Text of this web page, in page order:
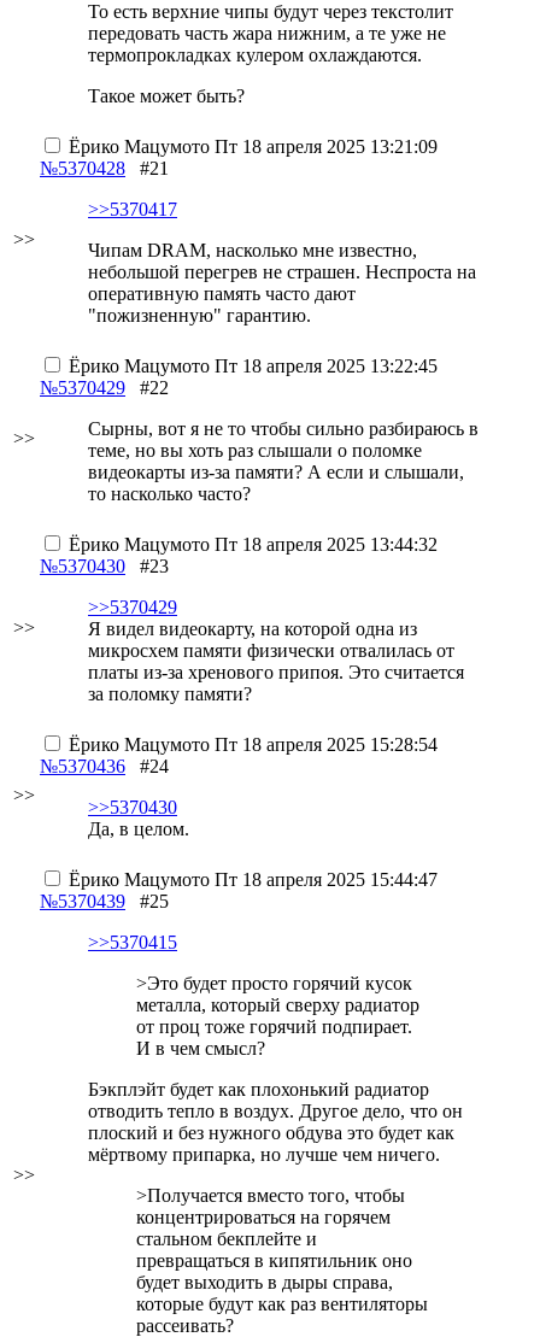
То есть верхние чипы будут через текстолит
передовать часть жара нижним, а те уже не
термопрокладках кулером охлаждаются.
Такое может быть?
>>
Ёрико Мацумото Пт 18 апреля 2025 13:21:09
№5370428
#21
>>5370417
Чипам DRAM, насколько мне известно,
небольшой перегрев не страшен. Неспроста на
оперативную память часто дают
"пожизненную" гарантию.
>>
Ёрико Мацумото Пт 18 апреля 2025 13:22:45
№5370429
#22
Сырны, вот я не то чтобы сильно разбираюсь в
теме, но вы хоть раз слышали о поломке
видеокарты из-за памяти? А если и слышали,
то насколько часто?
>>
Ёрико Мацумото Пт 18 апреля 2025 13:44:32
№5370430
#23
>>5370429
Я видел видеокарту, на которой одна из
микросхем памяти физически отвалилась от
платы из-за хренового припоя. Это считается
за поломку памяти?
>>
Ёрико Мацумото Пт 18 апреля 2025 15:28:54
№5370436
#24
>>5370430
Да, в целом.
>>
Ёрико Мацумото Пт 18 апреля 2025 15:44:47
№5370439
#25
>>5370415
>Это будет просто горячий кусок
металла, который сверху радиатор
от проц тоже горячий подпирает.
И в чем смысл?
Бэкплэйт будет как плохонький радиатор
отводить тепло в воздух. Другое дело, что он
плоский и без нужного обдува это будет как
мёртвому припарка, но лучше чем ничего.
>Получается вместо того, чтобы
концентрироваться на горячем
стальном бекплейте и
превращаться в кипятильник оно
будет выходить в дыры справа,
которые будут как раз вентиляторы
рассеивать?